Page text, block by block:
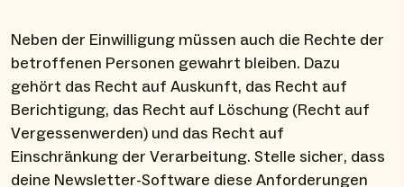
Neben der Einwilligung müssen auch die Rechte der
betroffenen Personen gewahrt bleiben. Dazu
gehört das Recht auf Auskunft, das Recht auf
Berichtigung, das Recht auf Löschung (Recht auf
Vergessenwerden) und das Recht auf
Einschränkung der Verarbeitung. Stelle sicher, dass
deine Newsletter-Software diese Anforderungen